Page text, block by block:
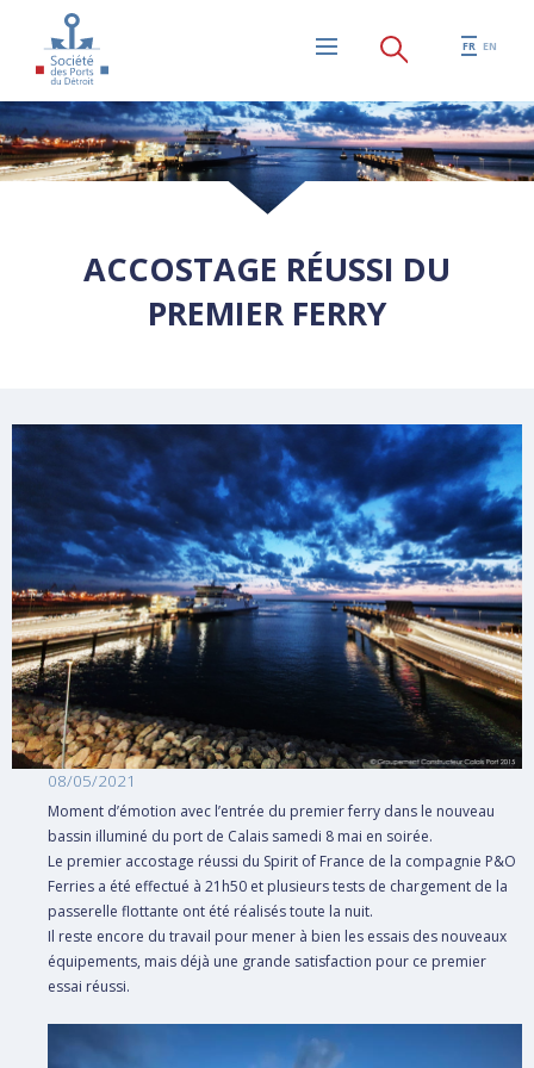
Aller au contenu principal
Rechercher
FR EN
ACCOSTAGE RÉUSSI DU
PREMIER FERRY
08/05/2021
Moment d’émotion avec l’entrée du premier ferry dans le nouveau
bassin illuminé du port de Calais samedi 8 mai en soirée.
Le premier accostage réussi du Spirit of France de la compagnie P&O
Ferries a été effectué à 21h50 et plusieurs tests de chargement de la
passerelle flottante ont été réalisés toute la nuit.
Il reste encore du travail pour mener à bien les essais des nouveaux
équipements, mais déjà une grande satisfaction pour ce premier
essai réussi.